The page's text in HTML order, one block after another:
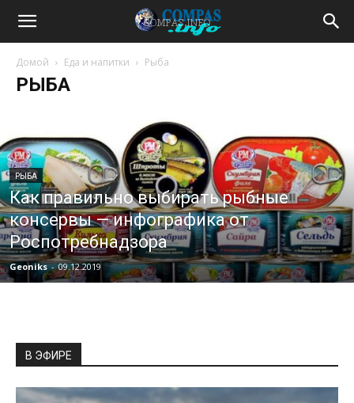
Домой Еда и напитки Рыба
РЫБА
РЫБА
Как правильно выбирать рыбные
консервы — инфографика от
Роспотребнадзора
Geoniks - 09.12.2019
В ЭФИРЕ